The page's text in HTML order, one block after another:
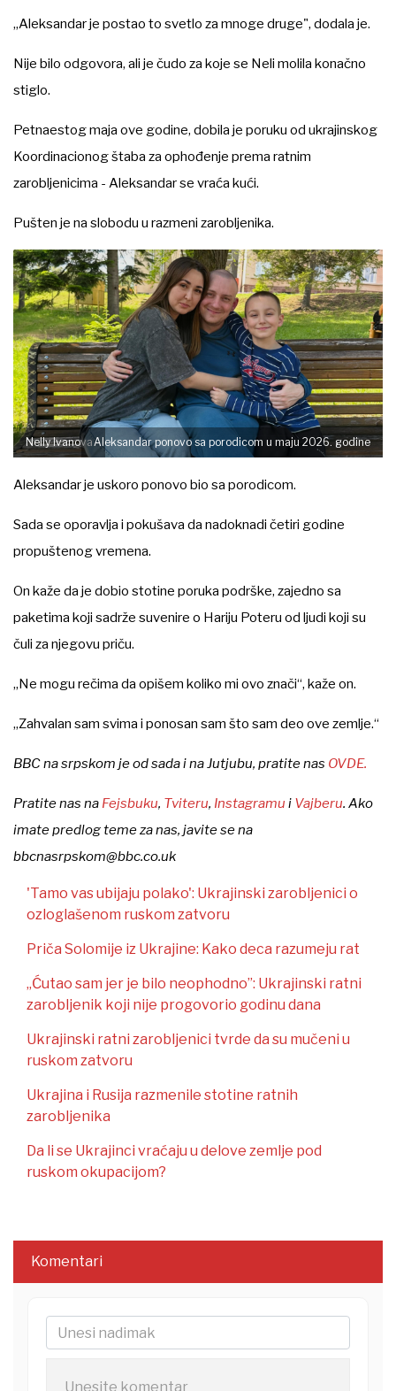
„Aleksandar je postao to svetlo za mnoge druge", dodala je.
Nije bilo odgovora, ali je čudo za koje se Neli molila konačno
stiglo.
Petnaestog maja ove godine, dobila je poruku od ukrajinskog
Koordinacionog štaba za ophođenje prema ratnim
zarobljenicima - Aleksandar se vraća kući.
Pušten je na slobodu u razmeni zarobljenika.
Nelly IvanovaAleksandar ponovo sa porodicom u maju 2026. godine
Aleksandar je uskoro ponovo bio sa porodicom.
Sada se oporavlja i pokušava da nadoknadi četiri godine
propuštenog vremena.
On kaže da je dobio stotine poruka podrške, zajedno sa
paketima koji sadrže suvenire o Hariju Poteru od ljudi koji su
čuli za njegovu priču.
„Ne mogu rečima da opišem koliko mi ovo znači“, kaže on.
„Zahvalan sam svima i ponosan sam što sam deo ove zemlje.“
BBC na srpskom je od sada i na Jutjubu, pratite nas OVDE.
Pratite nas na Fejsbuku, Tviteru, Instagramu i Vajberu. Ako
imate predlog teme za nas, javite se na
bbcnasrpskom@bbc.co.uk
'Tamo vas ubijaju polako': Ukrajinski zarobljenici o
ozloglašenom ruskom zatvoru
Priča Solomije iz Ukrajine: Kako deca razumeju rat
„Ćutao sam jer je bilo neophodno”: Ukrajinski ratni
zarobljenik koji nije progovorio godinu dana
Ukrajinski ratni zarobljenici tvrde da su mučeni u
ruskom zatvoru
Ukrajina i Rusija razmenile stotine ratnih
zarobljenika
Da li se Ukrajinci vraćaju u delove zemlje pod
ruskom okupacijom?
Komentari